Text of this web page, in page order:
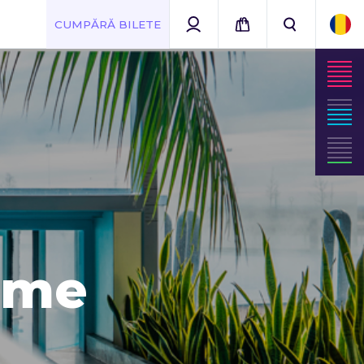
CUMPĂRĂ BILETE